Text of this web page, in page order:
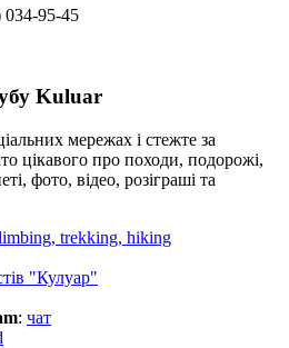
034-95-45
Kuluar
мережах і стежте за
цікавого про походи, подорожі,
фото, відео, розіграші та
trekking, hiking
"Кулуар"
: чат